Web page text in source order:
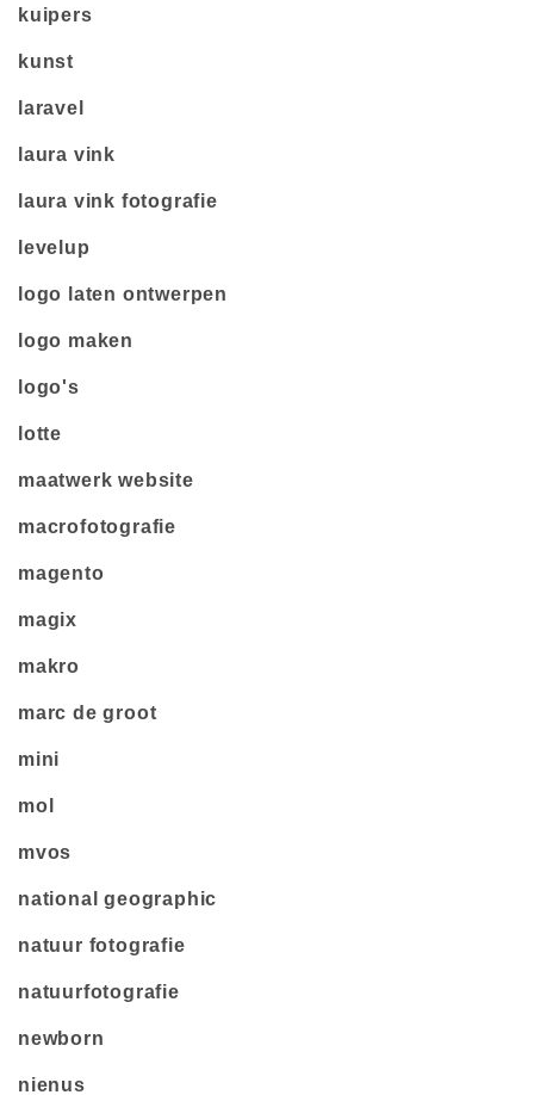
kuipers
kunst
laravel
laura vink
laura vink fotografie
levelup
logo laten ontwerpen
logo maken
logo's
lotte
maatwerk website
macrofotografie
magento
magix
makro
marc de groot
mini
mol
mvos
national geographic
natuur fotografie
natuurfotografie
newborn
nienus